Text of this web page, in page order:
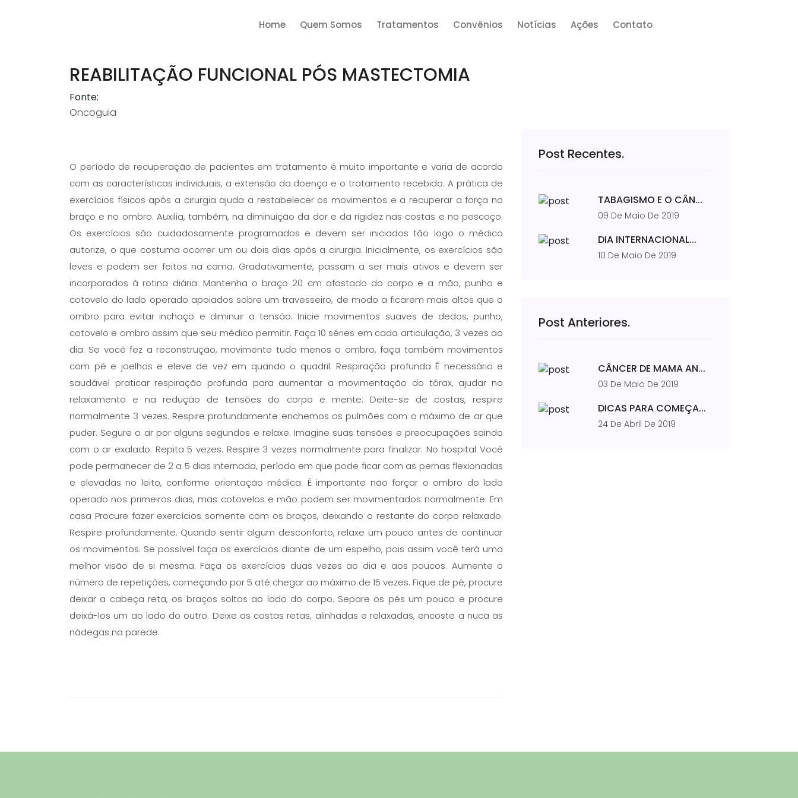
Home Quem Somos Tratamentos Convênios Notícias Ações Contato
REABILITAÇÃO FUNCIONAL PÓS MASTECTOMIA
Fonte:
Oncoguia
O período de recuperação de pacientes em tratamento é muito importante e varia de acordo
com as características individuais, a extensão da doença e o tratamento recebido. A prática de
exercícios físicos após a cirurgia ajuda a restabelecer os movimentos e a recuperar a força no
braço e no ombro. Auxilia, também, na diminuição da dor e da rigidez nas costas e no pescoço.
Os exercícios são cuidadosamente programados e devem ser iniciados tão logo o médico
autorize, o que costuma ocorrer um ou dois dias após a cirurgia. Inicialmente, os exercícios são
leves e podem ser feitos na cama. Gradativamente, passam a ser mais ativos e devem ser
incorporados à rotina diária. Mantenha o braço 20 cm afastado do corpo e a mão, punho e
cotovelo do lado operado apoiados sobre um travesseiro, de modo a ficarem mais altos que o
ombro para evitar inchaço e diminuir a tensão. Inicie movimentos suaves de dedos, punho,
cotovelo e ombro assim que seu médico permitir. Faça 10 séries em cada articulação, 3 vezes ao
dia. Se você fez a reconstrução, movimente tudo menos o ombro, faça também movimentos
com pé e joelhos e eleve de vez em quando o quadril. Respiração profunda É necessário e
saudável praticar respiração profunda para aumentar a movimentação do tórax, ajudar no
relaxamento e na redução de tensões do corpo e mente: Deite-se de costas, respire
normalmente 3 vezes. Respire profundamente enchemos os pulmões com o máximo de ar que
puder. Segure o ar por alguns segundos e relaxe. Imagine suas tensões e preocupações saindo
com o ar exalado. Repita 5 vezes. Respire 3 vezes normalmente para finalizar. No hospital Você
pode permanecer de 2 a 5 dias internada, período em que pode ficar com as pernas flexionadas
e elevadas no leito, conforme orientação médica. É importante não forçar o ombro do lado
operado nos primeiros dias, mas cotovelos e mão podem ser movimentados normalmente. Em
casa Procure fazer exercícios somente com os braços, deixando o restante do corpo relaxado.
Respire profundamente. Quando sentir algum desconforto, relaxe um pouco antes de continuar
os movimentos. Se possível faça os exercícios diante de um espelho, pois assim você terá uma
melhor visão de si mesma. Faça os exercícios duas vezes ao dia e aos poucos. Aumente o
número de repetições, começando por 5 até chegar ao máximo de 15 vezes. Fique de pé, procure
deixar a cabeça reta, os braços soltos ao lado do corpo. Separe os pés um pouco e procure
deixá-los um ao lado do outro. Deixe as costas retas, alinhadas e relaxadas, encoste a nuca as
nádegas na parede.
Post Recentes.
TABAGISMO E O CÂN...
09 De Maio De 2019
DIA INTERNACIONAL...
10 De Maio De 2019
Post Anteriores.
CÂNCER DE MAMA AN...
03 De Maio De 2019
DICAS PARA COMEÇA...
24 De Abril De 2019